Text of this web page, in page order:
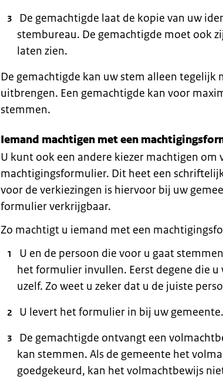
De gemachtigde laat de kopie van uw
stembureau. De gemachtigde moet ook
laten zien.
De gemachtigde kan uw stem alleen tegelijk
uitbrengen. Een gemachtigde kan voor
stemmen.
Iemand machtigen met een
U kunt ook een andere kiezer machtigen om
machtigingsformulier. Dit heet een
voor de verkiezingen is hiervoor bij uw
formulier verkrijgbaar.
Zo machtigt u iemand met een
U en de persoon die voor u gaat
het formulier invullen. Eerst degene die
uzelf. Zo weet u zeker dat u de juiste
U levert het formulier in bij uw gemeente.
De gemachtigde ontvangt een
kan stemmen. Als de gemeente het
goedgekeurd, kan het volmachtbewijs